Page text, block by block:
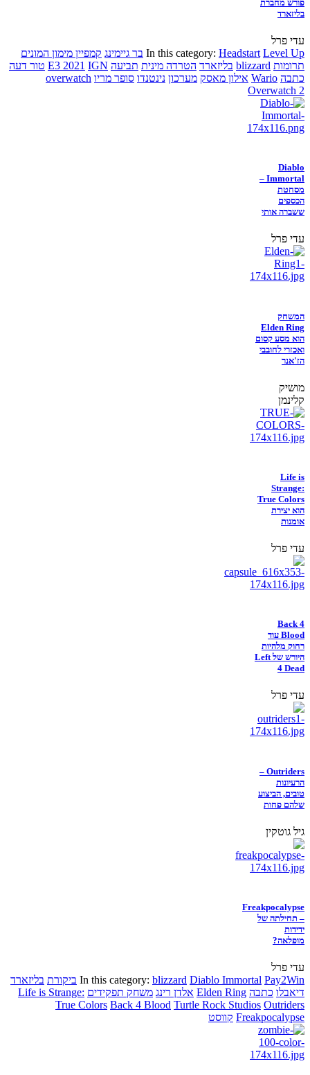
פורש מחברת
בליזארד
עדי פרל
In this category: Headstart Level Up בר גיימינג קמפיין מימון המונים
תרומות blizzard בליזארד הטרדה מינית תביעה E3 2021 IGN
טור דעה
כתבה Wario אילון מאסק מערכון נינטנדו סופר מריו overwatch
Overwatch 2
Diablo
Immortal –
מסחטת
הכספים
ששברה אותי
עדי פרל
המשחק
Elden Ring
הוא מסע קסום
ואכזרי לחובבי
הז'אנר
מושיק
קלינמן
Life is
Strange:
True Colors
הוא יצירת
אומנות
עדי פרל
Back 4
Blood עוד
רחוק מלהיות
היורש של Left
4 Dead
עדי פרל
Outriders –
הרעיונות
טובים, הביצוע
שלהם פחות
גיל גוטקין
Freakpocalypse
– תחילתה של
ידידות
מופלאה?
עדי פרל
In this category: blizzard Diablo Immortal Pay2Win ביקורת בליזארד
דיאבלו כתבה Elden Ring אלדן רינג משחק תפקידים Life is Strange:
True Colors Back 4 Blood Turtle Rock Studios Outriders
Freakpocalypse קווסט